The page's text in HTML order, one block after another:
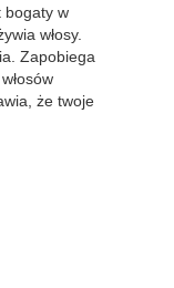
bogaty w
włosy.
Zapobiega
że twoje